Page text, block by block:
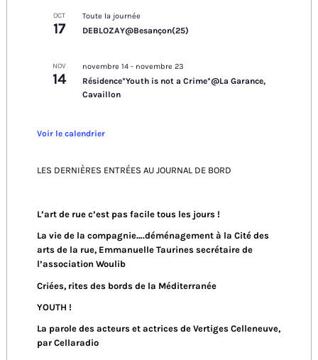
OCT
17
Toute la journée
DEBLOZAY@Besançon(25)
NOV
14
novembre 14- novembre 23
Résidence*Youth is not a Crime*@La Garance,
Cavaillon
Voir le calendrier
LES DERNIÈRES ENTRÉES AU JOURNAL DE BORD
L’art de rue c’est pas facile tous les jours !
La vie de la compagnie….déménagement à la Cité des
arts de la rue, Emmanuelle Taurines secrétaire de
l’association Woulib
Criées, rites des bords de la Méditerranée
YOUTH !
La parole des acteurs et actrices de Vertiges Celleneuve,
par Cellaradio